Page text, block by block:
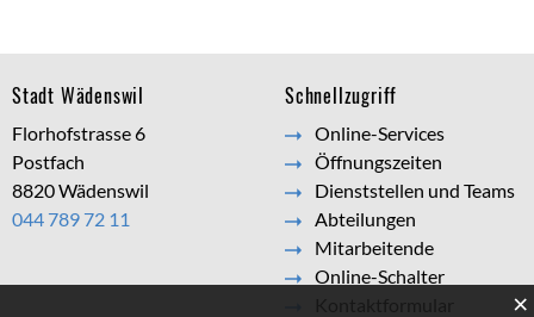
Stadt Wädenswil
Florhofstrasse 6
Postfach
8820 Wädenswil
044 789 72 11
Schnellzugriff
Online-Services
Öffnungszeiten
Dienststellen und Teams
Abteilungen
Mitarbeitende
Online-Schalter
×